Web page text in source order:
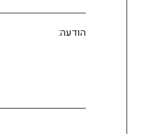
הודעה: